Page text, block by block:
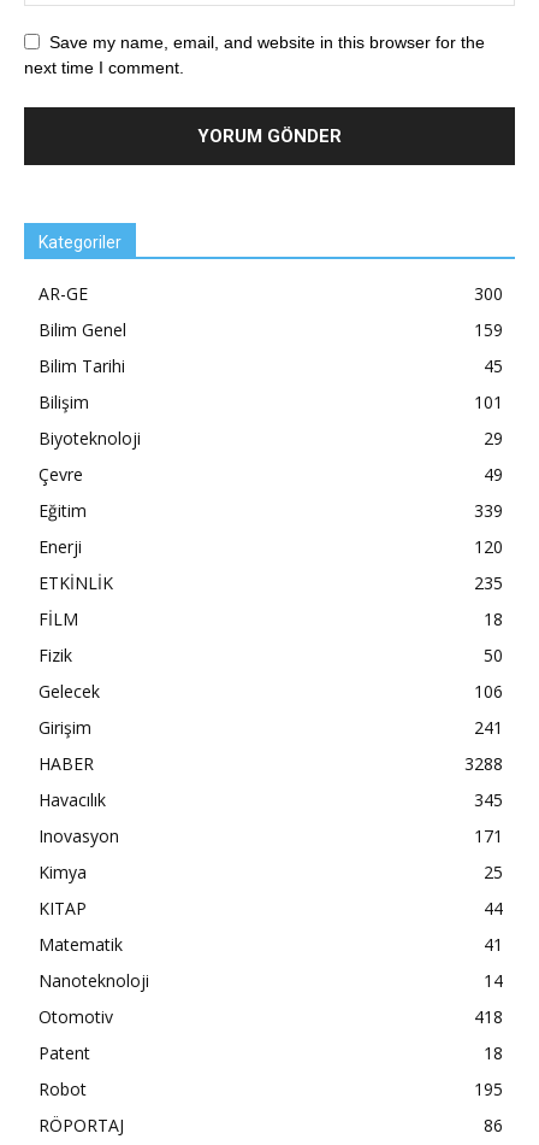
Save my name, email, and website in this browser for the
next time I comment.
Kategoriler
AR-GE
300
Bilim Genel
159
Bilim Tarihi
45
Bilişim
101
Biyoteknoloji
29
Çevre
49
Eğitim
339
Enerji
120
ETKİNLİK
235
FİLM
18
Fizik
50
Gelecek
106
Girişim
241
HABER
3288
Havacılık
345
Inovasyon
171
Kimya
25
KITAP
44
Matematik
41
Nanoteknoloji
14
Otomotiv
418
Patent
18
Robot
195
RÖPORTAJ
86